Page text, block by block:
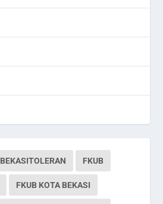
BEKASITOLERAN FKUB
FKUB KOTA BEKASI